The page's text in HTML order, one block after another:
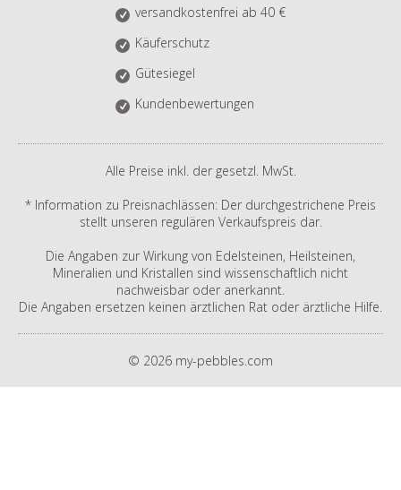
versandkostenfrei ab 40 €
Käuferschutz
Gütesiegel
Kundenbewertungen
Alle Preise inkl. der gesetzl. MwSt.
* Information zu Preisnachlässen: Der durchgestrichene Preis
stellt unseren regulären Verkaufspreis dar.
Die Angaben zur Wirkung von Edelsteinen, Heilsteinen,
Mineralien und Kristallen sind wissenschaftlich nicht
nachweisbar oder anerkannt.
Die Angaben ersetzen keinen ärztlichen Rat oder ärztliche Hilfe.
© 2026 my-pebbles.com